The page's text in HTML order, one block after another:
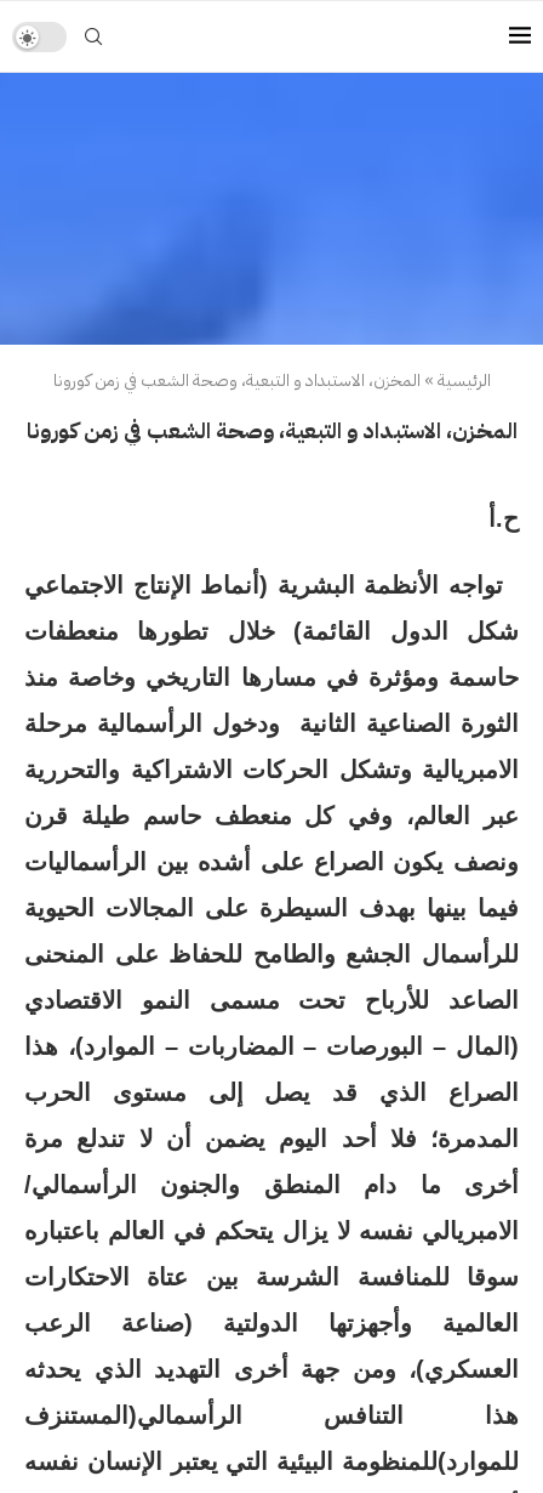
الرئيسية» المخزن، الاستبداد و التبعية، وصحة الشعب في زمن كورونا
المخزن، الاستبداد و التبعية، وصحة الشعب في زمن كورونا
ح.أ
تواجه الأنظمة البشرية (أنماط الإنتاج الاجتماعي
شكل الدول القائمة) خلال تطورها منعطفات
حاسمة ومؤثرة في مسارها التاريخي وخاصة منذ
الثورة الصناعية الثانية ودخول الرأسمالية مرحلة
الامبريالية وتشكل الحركات الاشتراكية والتحررية
عبر العالم، وفي كل منعطف حاسم طيلة قرن
ونصف يكون الصراع على أشده بين الرأسماليات
فيما بينها بهدف السيطرة على المجالات الحيوية
للرأسمال الجشع والطامح للحفاظ على المنحنى
الصاعد للأرباح تحت مسمى النمو الاقتصادي
(المال – البورصات – المضاربات – الموارد)، هذا
الصراع الذي قد يصل إلى مستوى الحرب
المدمرة؛ فلا أحد اليوم يضمن أن لا تندلع مرة
أخرى ما دام المنطق والجنون الرأسمالي/
الامبريالي نفسه لا يزال يتحكم في العالم باعتباره
سوقا للمنافسة الشرسة بين عتاة الاحتكارات
العالمية وأجهزتها الدولتية (صناعة الرعب
العسكري)، ومن جهة أخرى التهديد الذي يحدثه
هذا التنافس الرأسمالي(المستنزف
للموارد)للمنظومة البيئية التي يعتبر الإنسان نفسه